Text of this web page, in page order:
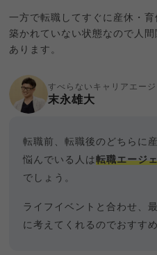
一方で転職してすぐに産休・
築かれていない状態なので人
あります。
すべらないキャリアエー
末永雄大
転職前、転職後のどちらに
悩んでいる人は転職エージ
でしょう。
ライフイベントと合わせ、
に考えてくれるのでおすすめ